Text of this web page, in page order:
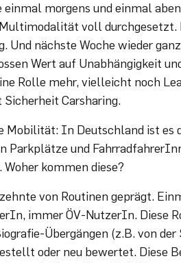
morgens und einmal
voll durchgesetzt.
Und nächste Woche wieder
Wert auf Unabhängigkeit
Rolle mehr, vielleicht noch
Carsharing.
Mobilität: In Deutschland ist es
Parkplätze und
kommen diese?
von Routinen geprägt.
immer ÖV-NutzerIn. Diese
Übergängen (z.B. von
oder neu bewertet. Diese